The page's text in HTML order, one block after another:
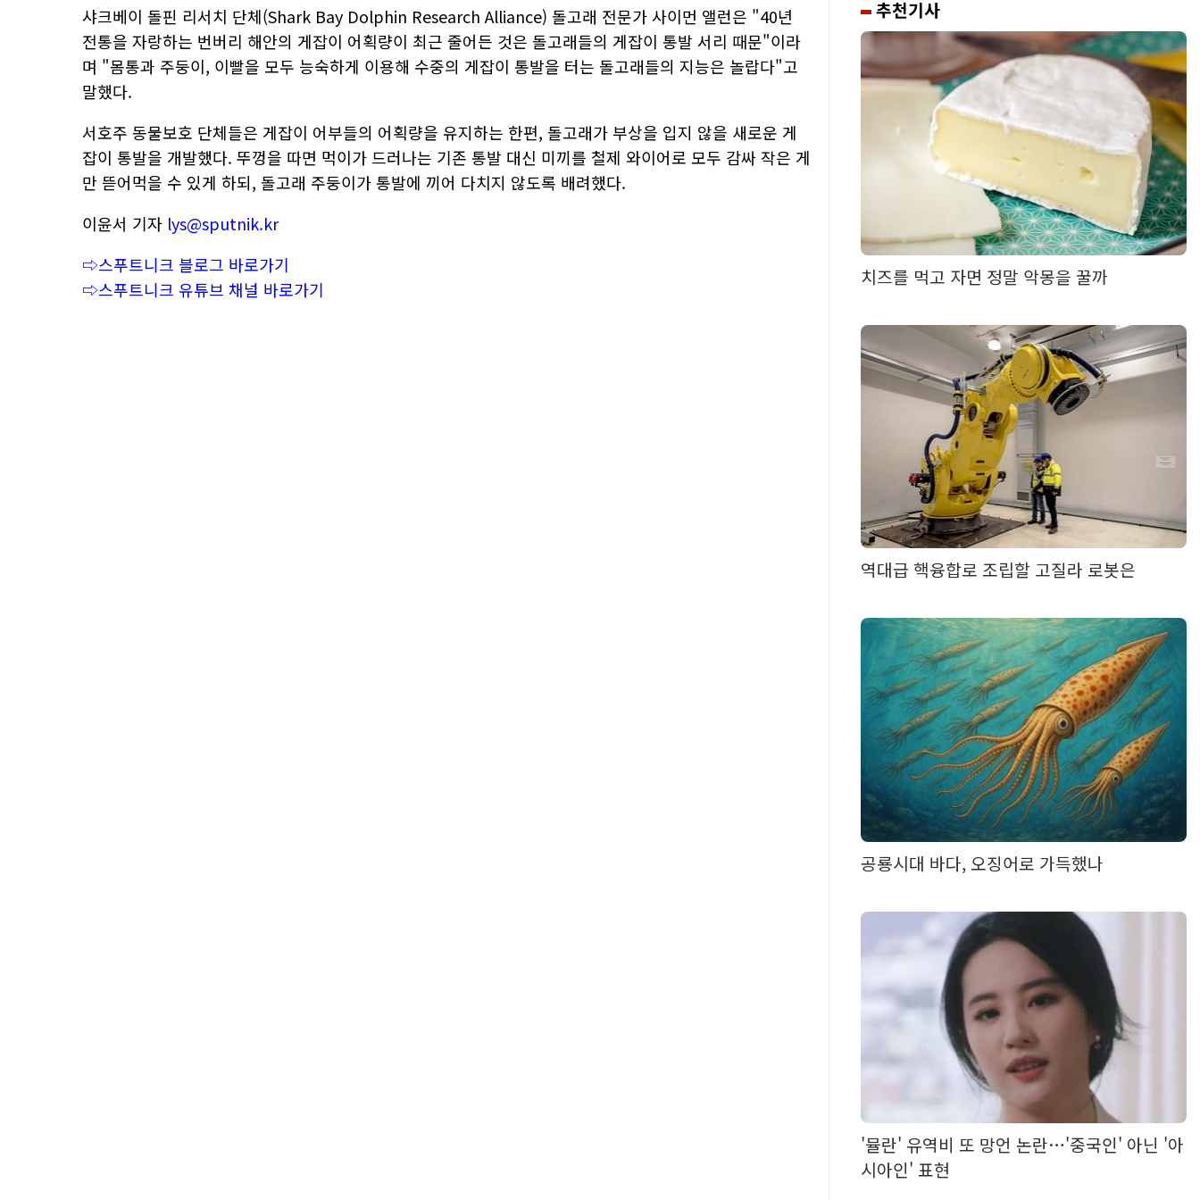
샤크베이 돌핀 리서치 단체(Shark Bay Dolphin Research Alliance) 돌고래 전문가 사이먼 앨런은 "40년
전통을 자랑하는 번버리 해안의 게잡이 어획량이 최근 줄어든 것은 돌고래들의 게잡이 통발 서리 때문"이라
며 "몸통과 주둥이, 이빨을 모두 능숙하게 이용해 수중의 게잡이 통발을 터는 돌고래들의 지능은 놀랍다"고
말했다.
서호주 동물보호 단체들은 게잡이 어부들의 어획량을 유지하는 한편, 돌고래가 부상을 입지 않을 새로운 게
잡이 통발을 개발했다. 뚜껑을 따면 먹이가 드러나는 기존 통발 대신 미끼를 철제 와이어로 모두 감싸 작은 게
만 뜯어먹을 수 있게 하되, 돌고래 주둥이가 통발에 끼어 다치지 않도록 배려했다.
이윤서 기자 lys@sputnik.kr
⇨스푸트니크 블로그 바로가기
⇨스푸트니크 유튜브 채널 바로가기
추천기사
치즈를 먹고 자면 정말 악몽을 꿀까
역대급 핵융합로 조립할 고질라 로봇은
공룡시대 바다, 오징어로 가득했나
'뮬란' 유역비 또 망언 논란…'중국인' 아닌 '아
시아인' 표현